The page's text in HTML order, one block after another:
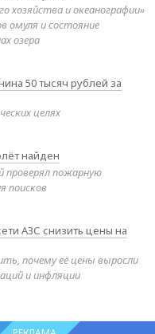
хозяйства и океанографии»
омуля и состояние
озера
50 тысяч рублей за
целях
найден
проверял пожарную
поисков
АЗС снизить цены на
почему её цены выросли
и инфляции